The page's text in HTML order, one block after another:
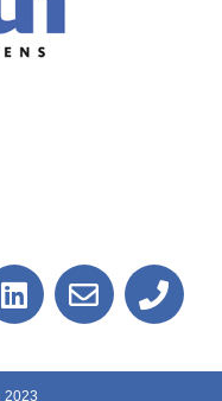
2023